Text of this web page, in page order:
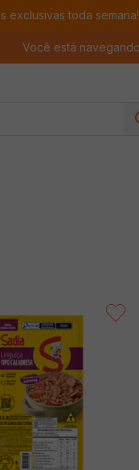
exclusivas toda semana!
Você está